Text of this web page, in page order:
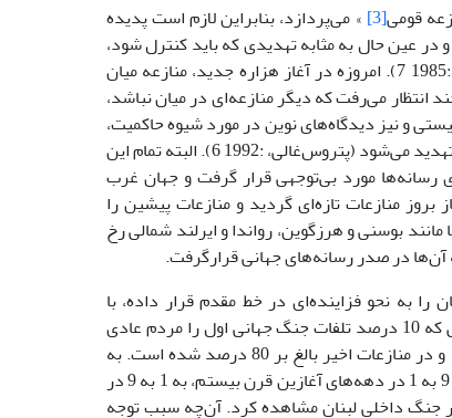
قومى[3] » مى‌پردازد، بنابراین لازم است پدیده
در عین حال به مثابه تهدیدى که باید کنترل شود،
مورد درک و فهم قرار گرفته و نادیده انگاشته نشود (هورویتز، :1985 7). امروزه در آغاز هزاره جدید، منازعه میان
مى‌رفت که دیگر منازعه‌اى در میان نباشد،
و نیز دیدگاه‌هاى نوین در مورد شیوه حاکمیت،
جهان به منازعات جدید قومى، مذهبى، اجتماعى، فرهنگى و زبانى تهدید مى‌شود (پتروس‌غالى، :1992 6). البته تمام این
مورد بى‌توجهى قرار گرفت و جهان غرب
منازعات تازه‌اى گردید و منازعات پیشین را
بوسنى و هرزگوین، رواندا و ایرلند شمالى رخ
آن‌ها در صدر رسانه‌هاى جهانى قرارگرفت.
به نحو فزاینده‌اى در خط مقدم قرار داده، با
جنگ‌هاى پیشین متفاوت است. آمارها نشان مى‌دهند که در حالى که 10 درصد تلفات جنگ جهانى اول را مردم عادى
تشکیل مى‌داد، این رقم در جنگ جهانى دوم به 50 درصد رسید و در منازعات اخیر بالغ بر 80 درصد شده است. به
عبارت دیگر، نسبت سربازان کشته شده به مردم عادى، از تقریبآ 9 به 1 در دهه‌هاى آغازین قرن بیستم، به 1 به 9 در
جنگ داخلى لبنان مشاهده کرد. آن‌چه سبب توجه